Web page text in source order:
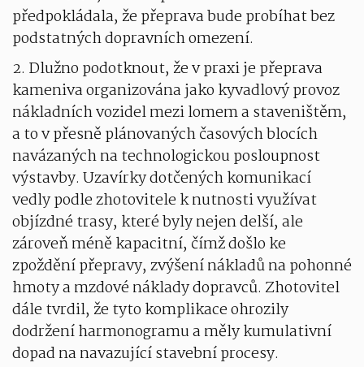
předpokládala, že přeprava bude probíhat bez
podstatných dopravních omezení.
2. Dlužno podotknout, že v praxi je přeprava
kameniva organizována jako kyvadlový provoz
nákladních vozidel mezi lomem a staveništěm,
a to v přesně plánovaných časových blocích
navázaných na technologickou posloupnost
výstavby. Uzavírky dotčených komunikací
vedly podle zhotovitele k nutnosti využívat
objízdné trasy, které byly nejen delší, ale
zároveň méně kapacitní, čímž došlo ke
zpoždění přepravy, zvýšení nákladů na pohonné
hmoty a mzdové náklady dopravců. Zhotovitel
dále tvrdil, že tyto komplikace ohrozily
dodržení harmonogramu a měly kumulativní
dopad na navazující stavební procesy.